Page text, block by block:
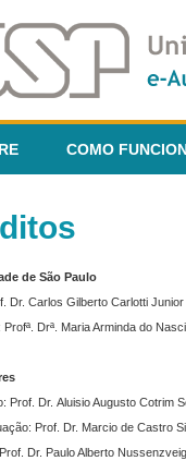
COMO
de São Paulo
Dr. Carlos Gilberto Carlotti Junior
Drª. Maria Arminda do
Prof. Dr. Aluisio Augusto Cotrim
Prof. Dr. Marcio de Castro
Dr. Paulo Alberto Nussenzveig